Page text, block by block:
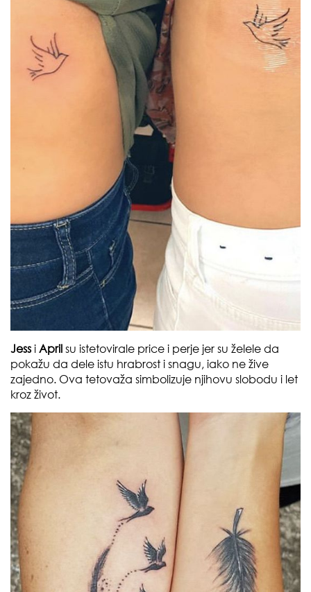
Jess i April su istetovirale price i perje jer su želele da
pokažu da dele istu hrabrost i snagu, iako ne žive
zajedno. Ova tetovaža simbolizuje njihovu slobodu i let
kroz život.